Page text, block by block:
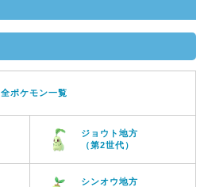
全ポケモン一覧
ジョウト地方
（第2世代）
シンオウ地方